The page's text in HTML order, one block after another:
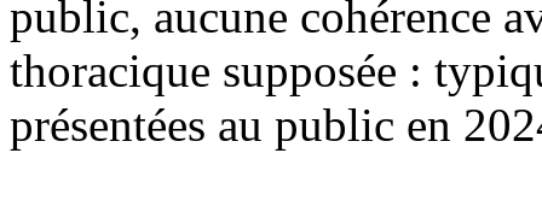
public, aucune cohérence
thoracique supposée :
présentées au public en